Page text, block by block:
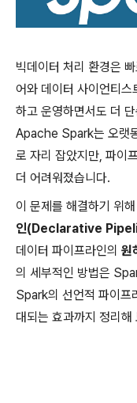
빅데이터 처리 환경은
어와 데이터 사이언티
하고 운영하면서도 더
Apache Spark는 오랫
로 자리 잡았지만, 파이
더 어려워졌습니다.
이 문제를 해결하기 위
인(Declarative
데이터 파이프라인의 원
의 세부적인 방법은
Spark의 선언적 파이프
대되는 효과까지 정리해